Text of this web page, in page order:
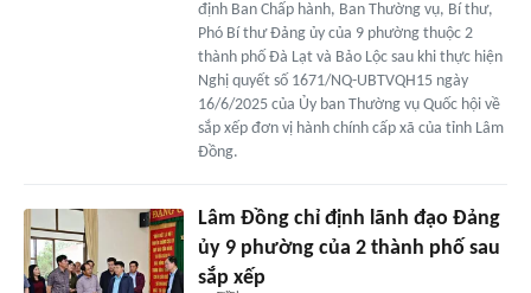
định Ban Chấp hành, Ban Thường vụ, Bí thư,
Phó Bí thư Đảng ủy của 9 phường thuộc 2
thành phố Đà Lạt và Bảo Lộc sau khi thực hiện
Nghị quyết số 1671/NQ-UBTVQH15 ngày
16/6/2025 của Ủy ban Thường vụ Quốc hội về
sắp xếp đơn vị hành chính cấp xã của tỉnh Lâm
Đồng.
Lâm Đồng chỉ định lãnh đạo Đảng
ủy 9 phường của 2 thành phố sau
sắp xếp